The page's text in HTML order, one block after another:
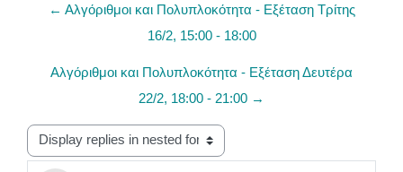
← Αλγόριθμοι και Πολυπλοκότητα - Εξέταση Τρίτης
16/2, 15:00 - 18:00
Αλγόριθμοι και Πολυπλοκότητα - Εξέταση Δευτέρα
22/2, 18:00 - 21:00 →
Display mode